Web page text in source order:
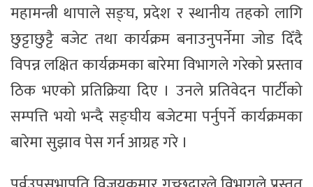
महामन्त्री थापाले सङ्घ, प्रदेश र स्थानीय तहको लागि
छुट्टाछुट्टै बजेट तथा कार्यक्रम बनाउनुपर्नेमा जोड दिँदै
विपन्न लक्षित कार्यक्रमका बारेमा विभागले गरेको प्रस्ताव
ठिक भएको प्रतिक्रिया दिए । उनले प्रतिवेदन पार्टीको
सम्पत्ति भयो भन्दै सङ्घीय बजेटमा पर्नुपर्ने कार्यक्रमका
बारेमा सुझाव पेस गर्न आग्रह गरे ।